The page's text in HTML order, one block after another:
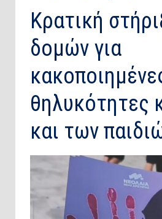
Κρατική
δομών για
θηλυκότητες
και των